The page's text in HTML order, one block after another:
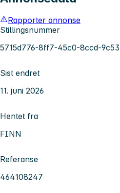
Rapporter annonse
Stillingsnummer
5715d776-8ff7-45c0-8ccd-
Sist endret
11. juni 2026
Hentet fra
FINN
Referanse
464108247